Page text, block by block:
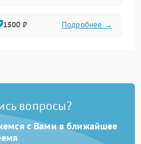
1500 ₽ Подробнее →
вопросы?
с Вами в ближайшее